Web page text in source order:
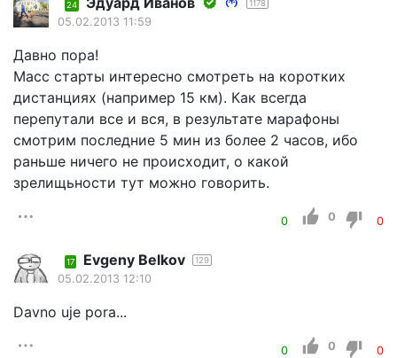
24 1178
05.02.2013 11:59
Давно пора!
Масс старты интересно смотреть на коротких
дистанциях (например 15 км). Как всегда
перепутали все и вся, в результате марафоны
смотрим последние 5 мин из более 2 часов, ибо
раньше ничего не происходит, о какой
зрелищьности тут можно говорить.
0 0 0
17 Evgeny Belkov 129
05.02.2013 12:10
Davno uje pora...
0 0 0